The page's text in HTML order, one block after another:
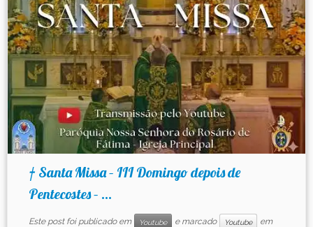
Contato
† Santa Missa – III Domingo depois de
Pentecostes – ...
Este post foi publicado em Youtube e marcado Youtube
em